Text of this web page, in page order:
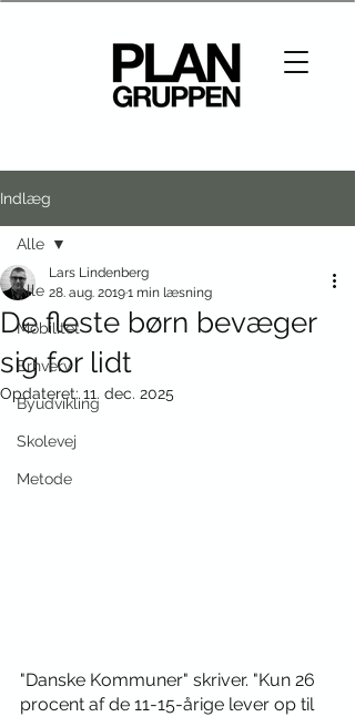
Indlæg
Alle
Mobilitet
Erhverv
Byudvikling
Skolevej
Metode
Alle
De fleste børn bevæger
sig for lidt
Lars Lindenberg
28. aug. 20191 min læsning
Opdateret:11. dec. 2025
"Danske Kommuner" skriver. "Kun 26
procent af de 11-15-årige lever op til